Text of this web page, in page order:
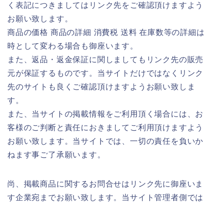
く表記につきましてはリンク先をご確認頂けますよう
お願い致します。
商品の価格 商品の詳細 消費税 送料 在庫数等の詳細は
時として変わる場合も御座います。
また、返品・返金保証に関しましてもリンク先の販売
元が保証するものです。当サイトだけではなくリンク
先のサイトも良くご確認頂けますようお願い致しま
す。
また、当サイトの掲載情報をご利用頂く場合には、お
客様のご判断と責任におきましてご利用頂けますよう
お願い致します。当サイトでは、一切の責任を負いか
ねます事ご了承願います。
尚、掲載商品に関するお問合せはリンク先に御座いま
す企業宛までお願い致します。当サイト管理者側では